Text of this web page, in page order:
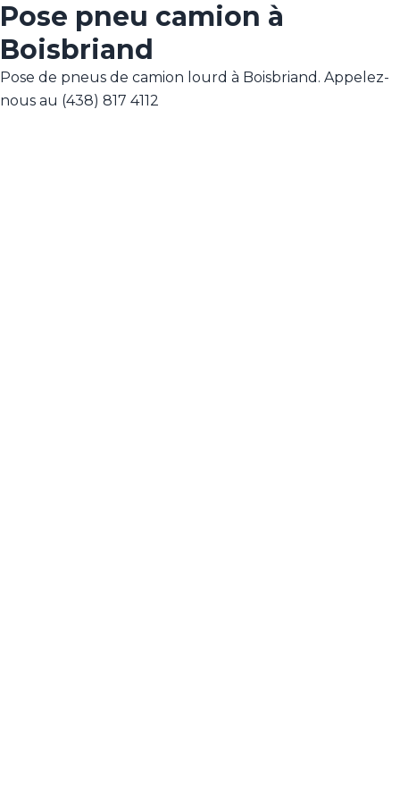
Pose pneu camion à
Boisbriand
Pose de pneus de camion lourd à Boisbriand. Appelez-
nous au (438) 817 4112